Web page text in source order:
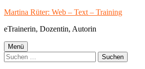
Springe
Inhalt
Martina Rüter: Web – Text – Training
eTrainerin, Dozentin, Autorin
Primäres
Menü
Menü
Suchen
nach: